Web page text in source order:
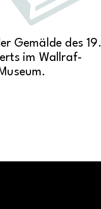
Gemälde des 19.
im Wallraf-